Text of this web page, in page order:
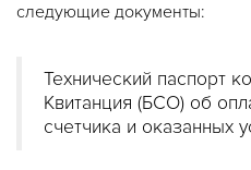
следующие документы:
Технический паспорт
Квитанция (БСО) об
счетчика и оказанных